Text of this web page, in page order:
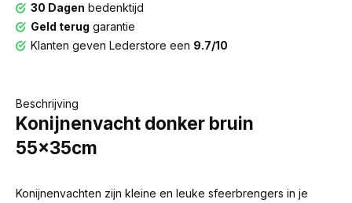
30 Dagen bedenktijd
Geld terug garantie
Klanten geven Lederstore een 9.7/10
Beschrijving
Konijnenvacht donker bruin
55x35cm
Konijnenvachten zijn kleine en leuke sfeerbrengers in je